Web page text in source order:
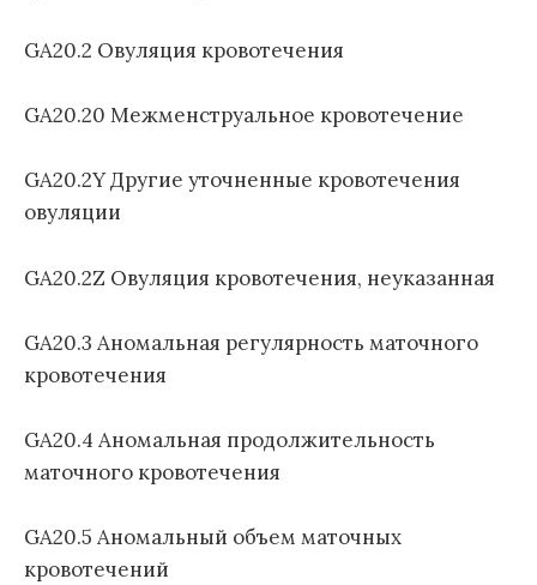
GA20.2 Овуляция кровотечения
GA20.20 Межменструальное кровотечение
GA20.2Y Другие уточненные кровотечения
овуляции
GA20.2Z Овуляция кровотечения, неуказанная
GA20.3 Аномальная регулярность маточного
кровотечения
GA20.4 Аномальная продолжительность
маточного кровотечения
GA20.5 Аномальный объем маточных
кровотечений